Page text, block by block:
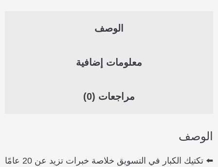
الوصف
معلومات إضافية
مراجعات (0)
الوصف
⬅️ تكتيك الكبار في التسويق خلاصة خبرات تزيد عن 20 عامًا